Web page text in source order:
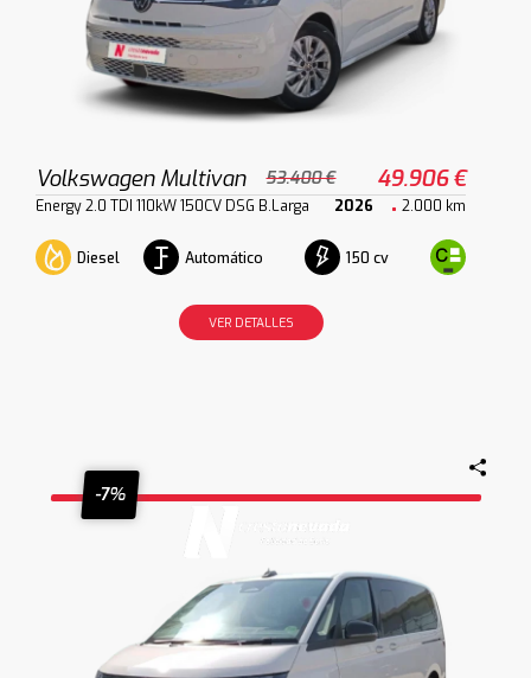
Volkswagen Multivan 53.400 € 49.906 €
Energy 2.0 TDI 110kW 150CV DSG B.Larga 2026 2.000 km
Diesel Automático 150 cv
VER DETALLES
-7%